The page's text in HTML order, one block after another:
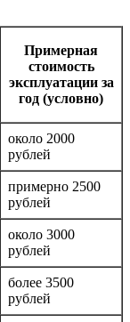
Примерная
стоимость
эксплуатации за
год (условно)
около 2000
рублей
примерно 2500
рублей
около 3000
рублей
более 3500
рублей